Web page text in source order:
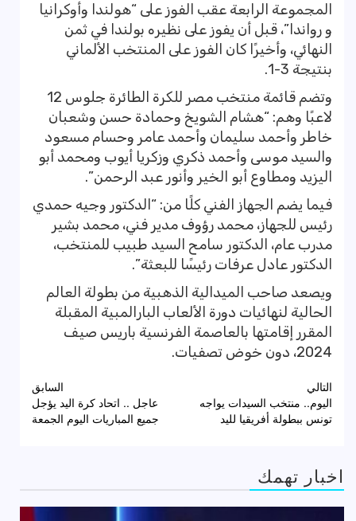
المجموعة الرابعة عقب الفوز على “هولندا وأوكرانيا
و رواندا”، قبل أن يفوز على نظيره بولندا في ثمن
النهائي، وأخيرًا كان الفوز على المنتخب الألماني
بنتيجة 3-1.
وتضم قائمة منتخب مصر للكرة الطائرة جلوس 12
لاعبًا وهم: “هشام الشويخ وحمادة حسن وشعبان
خاطر وأحمد سليمان وأحمد عامر وحسام مسعود
والسيد موسى وأحمد ذكري وزكريا أيوب ومحمد أبو
اليزيد ومطاوع أبو الخير وأنور عبد الرحمن”.
فيما يضم الجهاز الفني كلًا من: “الدكتور وجيه حمدي
رئيس للجهاز، محمد رؤوف مدير فني، محمد بشير
مدرب عام، الدكتور سامح السيد طبيب للمنتخب،
الدكتور عادل عرفات رئيسًا للبعثة”.
ويصعد صاحب الميدالية الذهبية من بطولة العالم
الحالية لنهائيات دورة الألعاب البارالمبية المقبلة
المقرر إقامتها بالعاصمة الفرنسية باريس صيف
2024، دون خوض تصفيات.
تصفّح
المقالات
السابق
عاجل .. اتحاد كرة اليد يؤجل
جميع المباريات اليوم الجمعة
التالي
اليوم.. منتخب السيدات يواجه
تونس ببطولة أفريقيا لليد
اخبار تهمك